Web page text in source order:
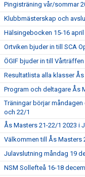
Pingisträning vår/sommar
Klubbmästerskap och
Hälsingebocken 15-16 april
Ortviken bjuder in till SCA
ÖGIF bjuder in till
Resultatlista alla klasser
Program och deltagare Ås
Träningar börjar
och 22/1
Ås Masters 21-22/1 2023 i
Välkommen till Ås Masters
Julavslutning måndag 19
NSM Sollefteå 16-18